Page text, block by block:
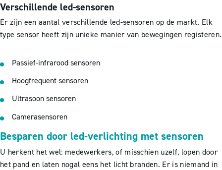
Verschillende led-sensoren
Er zijn een aantal verschillende led-sensoren op de markt. Elk
type sensor heeft zijn unieke manier van bewegingen registeren.
Passief-infrarood sensoren
Hoogfrequent sensoren
Ultrasoon sensoren
Camerasensoren
Besparen door led-verlichting met sensoren
U herkent het wel: medewerkers, of misschien uzelf, lopen door
het pand en laten nogal eens het licht branden. Er is niemand in